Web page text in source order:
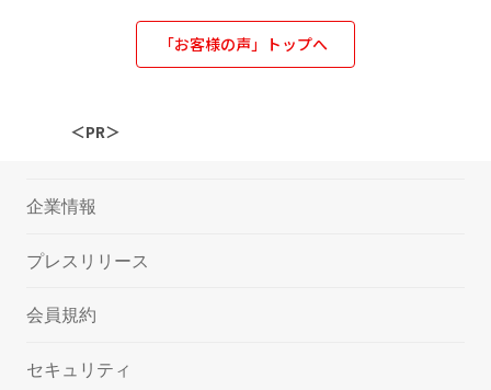
「お客様の声」トップへ
＜PR＞
企業情報
プレスリリース
会員規約
セキュリティ